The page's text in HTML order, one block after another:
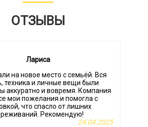
ОТЗЫВЫ
Лариса
на новое место с семьёй. Вся
техника и личные вещи были
аккуратно и вовремя. Компания
мои пожелания и помогла с
что спасло от лишних
Рекомендую!
24.04.2025